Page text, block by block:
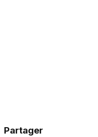
Partager